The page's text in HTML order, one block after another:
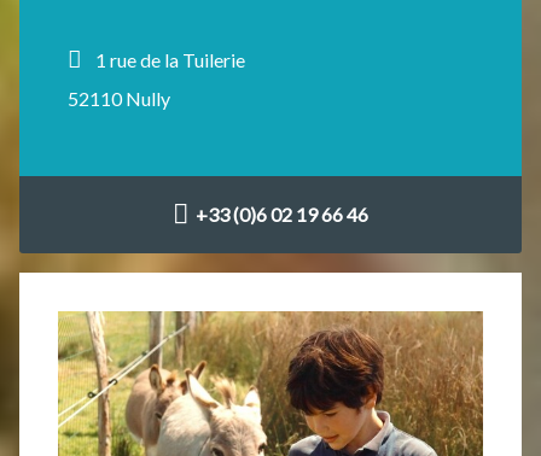
1 rue de la Tuilerie
52110 Nully
+33 (0)6 02 19 66 46